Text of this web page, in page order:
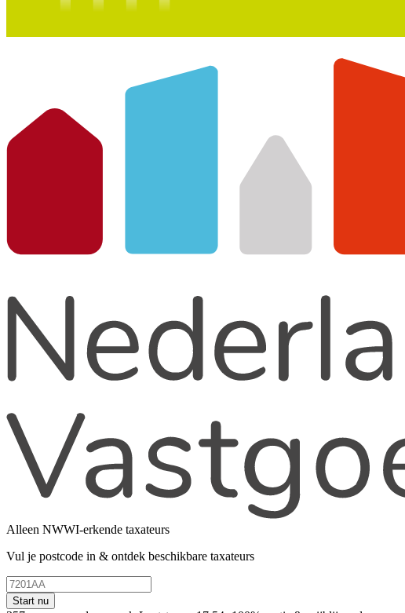
Alleen NWWI-erkende taxateurs
Vul je postcode in & ontdek beschikbare taxateurs
Start nu